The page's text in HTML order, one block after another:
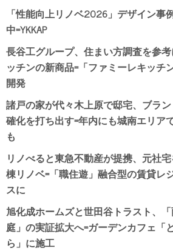
「性能向上リノベ2026」デザイン事
中=YKKAP
長谷工グループ、住まい方調査を参
ッチンの新商品=「ファミーレキッチ
開発
諸戸の家が代々木上原で邸宅、ブラ
確化を打ち出す=年内にも城南エリア
も
リノべると東急不動産が提携、元社
棟リノベ=「職住遊」融合型の賃貸レ
スに
旭化成ホームズと世田谷トラスト、
庭」の実証拡大へ=ガーデンカフェ「
ら」に施工